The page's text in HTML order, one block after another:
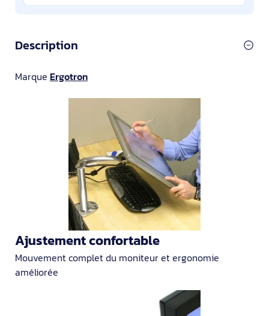
Description
Marque Ergotron
Ajustement confortable
Mouvement complet du moniteur et ergonomie
améliorée